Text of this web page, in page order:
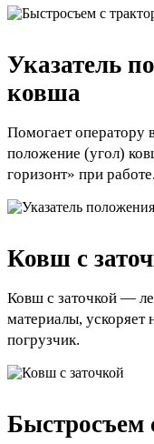
Указатель
ковша
Помогает оператору
положение (угол)
горизонт» при работе.
Ковш с
Ковш с заточкой —
материалы, ускоряет
погрузчик.
Быстросъем